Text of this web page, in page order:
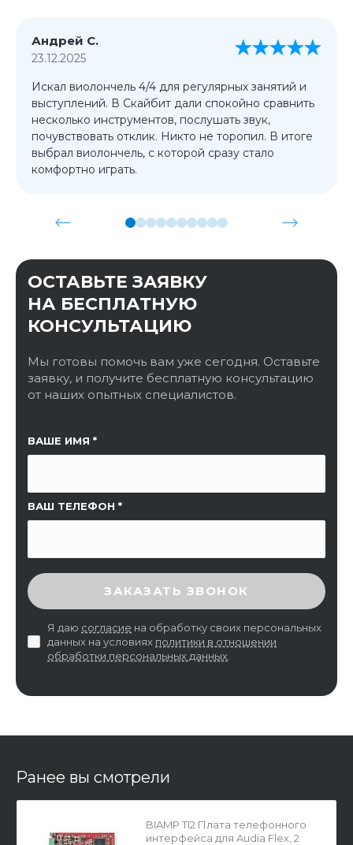
Андрей С.
23.12.2025
Искал виолончель 4/4 для регулярных занятий и
выступлений. В Скайбит дали спокойно сравнить
несколько инструментов, послушать звук,
почувствовать отклик. Никто не торопил. В итоге
выбрал виолончель, с которой сразу стало
комфортно играть.
ОСТАВЬТЕ ЗАЯВКУ
НА БЕСПЛАТНУЮ
КОНСУЛЬТАЦИЮ
Мы готовы помочь вам уже сегодня. Оставьте
заявку, и получите бесплатную консультацию
от наших опытных специалистов.
ВАШЕ ИМЯ
ВАШ ТЕЛЕФОН
ССЫЛКА НА СТРАНИЦУ
ВВЕДИТЕ ПРОВЕРОЧНЫЙ КОД
ЗАКАЗАТЬ ЗВОНОК
Я даю согласие на обработку своих персональных
данных на условиях политики в отношении
обработки персональных данных
Ранее вы смотрели
BIAMP TI2 Плата телефонного
интерфейса для Audia Flex, 2